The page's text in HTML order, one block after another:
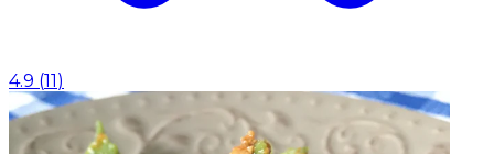
4.9 (11)